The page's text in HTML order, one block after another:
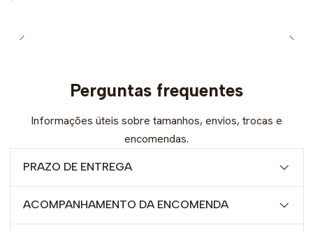
Perguntas frequentes
Informações úteis sobre tamanhos, envios, trocas e
encomendas.
PRAZO DE ENTREGA
ACOMPANHAMENTO DA ENCOMENDA